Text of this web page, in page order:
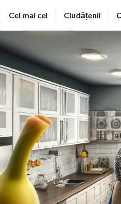
Cel mai cel Ciudățenii